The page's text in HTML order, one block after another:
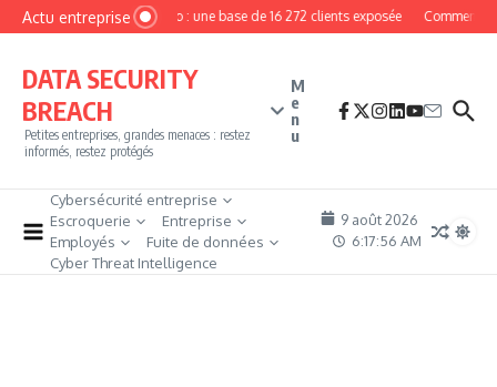
Aller au contenu
Actu entrepriseMyPhoto : une base de 16 272 clients exposée Comment
DATA SECURITY
BREACH
Petites entreprises, grandes menaces : restez
informés, restez protégés
M
e
n
u
Cybersécurité entreprise
Escroquerie
Entreprise
Employés
Fuite de données
Cyber Threat Intelligence
9 août 2026
6:17:56 AM